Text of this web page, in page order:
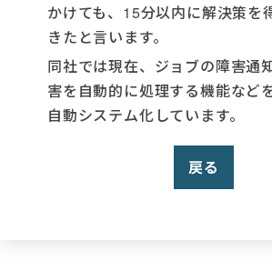
かけても、15分以内に解決策を
きたと言います。
同社では現在、ジョブの障害通
害を自動的に処理する機能など
自動システム化しています。
戻る